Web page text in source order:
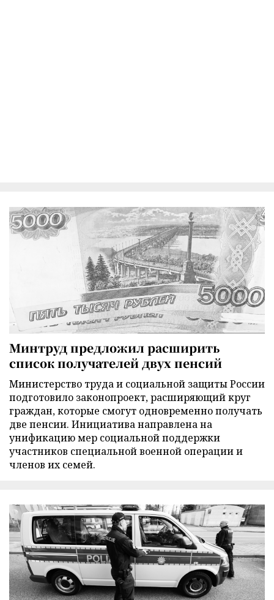
Минтруд предложил расширить
список получателей двух пенсий
Министерство труда и социальной защиты России
подготовило законопроект, расширяющий круг
граждан, которые смогут одновременно получать
две пенсии. Инициатива направлена на
унификацию мер социальной поддержки
участников специальной военной операции и
членов их семей.